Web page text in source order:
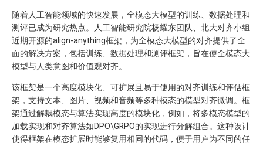
随着人工智能领域的快速发展，全模态大模型的训练、数据处理和
测评已成为研究热点。人工智能研究院杨耀东团队、北大对齐小组
近期开源的align-anything框架，为全模态大模型的对齐提供了全
面的解决方案，包括训练、数据处理和测评框架，旨在使全模态大
模型与人类意图和价值观对齐。
该框架是一个高度模块化、可扩展且易于使用的对齐训练和评估框
架，支持文本、图片、视频和音频等多种模态的模型对齐微调。框
架通过解耦模态与算法实现高度的模块化，例如，将多模态模型的
加载实现和对齐算法如DPO\GRPO的实现进行分解组合。这种设计
使得框架在模态扩展时能够复用相同的代码，便于用户为不同的任